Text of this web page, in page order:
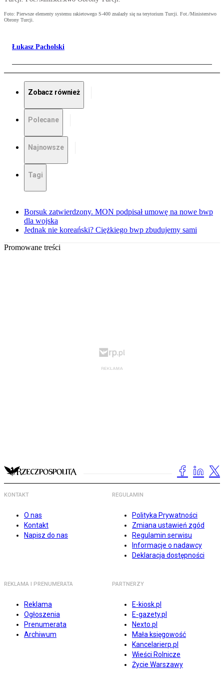
Foto: Pierwsze elementy systemu rakietowego S-400 znalazły się na terytorium Turcji. Fot./Ministerstwo
Obrony Turcji.
Łukasz Pacholski
Zobacz również
Polecane
Najnowsze
Tagi
Borsuk zatwierdzony. MON podpisał umowę na nowe bwp
dla wojska
Jednak nie koreański? Ciężkiego bwp zbudujemy sami
Promowane treści
KONTAKT
O nas
Kontakt
Napisz do nas
REGULAMIN
Polityka Prywatności
Zmiana ustawień zgód
Regulamin serwisu
Informacje o nadawcy
Deklaracja dostępności
REKLAMA I PRENUMERATA
Reklama
Ogłoszenia
Prenumerata
Archiwum
PARTNERZY
E-kiosk.pl
E-gazety.pl
Nexto.pl
Mała księgowość
Kancelarierp.pl
Wieści Rolnicze
Życie Warszawy